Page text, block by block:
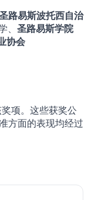
路易斯波托西自治
、 圣路易斯学院
协会
项。这些获奖公
方面的表现均经过